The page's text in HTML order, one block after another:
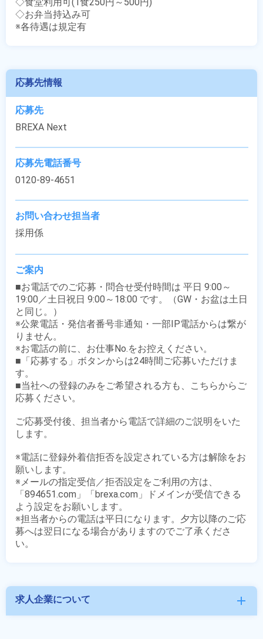
◇お弁当持込み可
※各待遇は規定有
応募先情報
応募先
BREXA Next
応募先電話番号
0120-89-4651
お問い合わせ担当者
採用係
ご案内
■お電話でのご応募・問合せ受付時間は 平日 9:00～
19:00／土日祝日 9:00～18:00 です。（GW・お盆は土日
と同じ。）
※公衆電話・発信者番号非通知・一部IP電話からは繋が
りません。
※お電話の前に、お仕事No.をお控えください。
■「応募する」ボタンからは24時間ご応募いただけま
す。
■当社への登録のみをご希望される方も、こちらからご
応募ください。
ご応募受付後、担当者から電話で詳細のご説明をいた
します。
※電話に登録外着信拒否を設定されている方は解除をお
願いします。
※メールの指定受信／拒否設定をご利用の方は、
「894651.com」「brexa.com」ドメインが受信できる
よう設定をお願いします。
※担当者からの電話は平日になります。夕方以降のご応
募へは翌日になる場合がありますのでご了承くださ
求人企業について add